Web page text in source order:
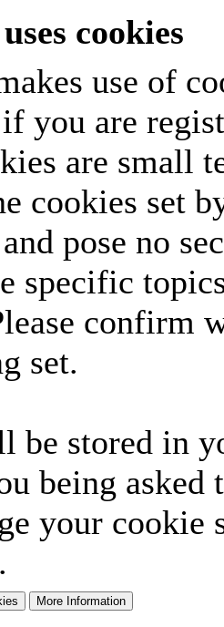
cookies
use of
you are
are small
cookies set
pose no
specific
confirm
set.
be stored in
being
your